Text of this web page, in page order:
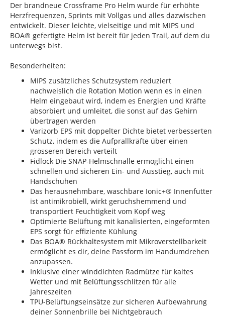
Der brandneue Crossframe Pro Helm wurde für erhöhte
Herzfrequenzen, Sprints mit Vollgas und alles dazwischen
entwickelt. Dieser leichte, vielseitige und mit MIPS und
BOA® gefertigte Helm ist bereit für jeden Trail, auf dem du
unterwegs bist.
Besonderheiten:
MIPS zusätzliches Schutzsystem reduziert
nachweislich die Rotation Motion wenn es in einen
Helm eingebaut wird, indem es Energien und Kräfte
absorbiert und umleitet, die sonst auf das Gehirn
übertragen werden
Varizorb EPS mit doppelter Dichte bietet verbesserten
Schutz, indem es die Aufprallkräfte über einen
grösseren Bereich verteilt
Fidlock Die SNAP-Helmschnalle ermöglicht einen
schnellen und sicheren Ein- und Ausstieg, auch mit
Handschuhen
Das herausnehmbare, waschbare Ionic+® Innenfutter
ist antimikrobiell, wirkt geruchshemmend und
transportiert Feuchtigkeit vom Kopf weg
Optimierte Belüftung mit kanalisierten, eingeformten
EPS sorgt für effiziente Kühlung
Das BOA® Rückhaltesystem mit Mikroverstellbarkeit
ermöglicht es dir, deine Passform im Handumdrehen
anzupassen.
Inklusive einer winddichten Radmütze für kaltes
Wetter und mit Belüftungsschlitzen für alle
Jahreszeiten
TPU-Belüftungseinsätze zur sicheren Aufbewahrung
deiner Sonnenbrille bei Nichtgebrauch